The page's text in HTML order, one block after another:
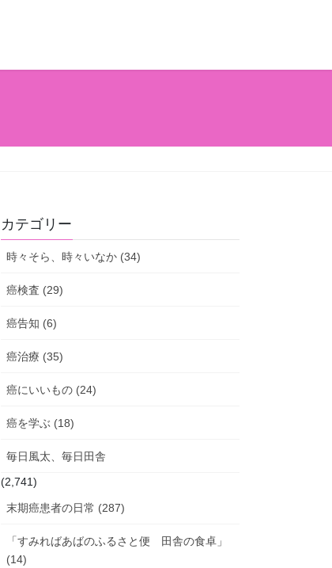
カテゴリー
時々そら、時々いなか (34)
癌検査 (29)
癌告知 (6)
癌治療 (35)
癌にいいもの (24)
癌を学ぶ (18)
毎日風太、毎日田舎
(2,741)
末期癌患者の日常 (287)
「すみればあばのふるさと便 田舎の食卓」
(14)